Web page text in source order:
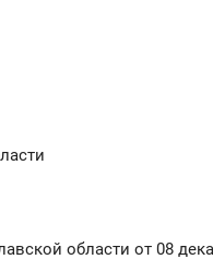
области от 08